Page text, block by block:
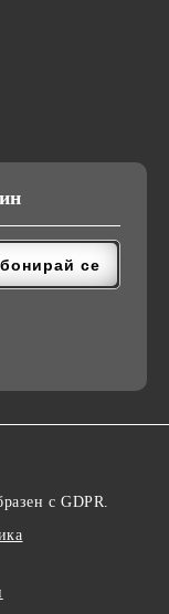
с GDPR.